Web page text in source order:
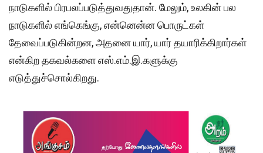
நாடுகளில் பிரபலப்படுத்துவதுதான். மேலும், உலகின் பல
நாடுகளில் எங்கெங்கு, என்னென்ன பொருட்கள்
தேவைப்படுகின்றன, அதனை யார், யார் தயாரிக்கிறார்கள்
என்கிற தகவல்களை எஸ்.எம்.இ.களுக்கு
எடுத்துச்சொல்கிறது.